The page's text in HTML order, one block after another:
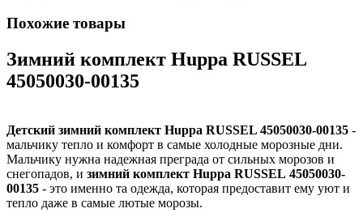
Похожие товары
Зимний комплект Huppa RUSSEL
45050030-00135
Детский зимний комплект Huppa RUSSEL 45050030-00135 -
мальчику тепло и комфорт в самые холодные морозные дни.
Мальчику нужна надежная преграда от сильных морозов и
снегопадов, и зимний комплект Huppa RUSSEL 45050030-
00135 - это именно та одежда, которая предоставит ему уют и
тепло даже в самые лютые морозы.